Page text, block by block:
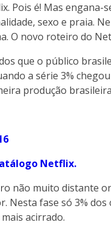
Pois é! Mas engana-
sexo e praia.
O novo roteiro do
que o público
a série 3%
produção
Netflix.
não muito distante
Nesta fase só 3%
acirrado.